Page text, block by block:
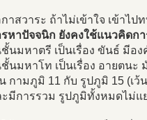
าสวาระ ถ้าไม่เข้าใจ เข้าไ
รหาปัจจนิก ยังคงใช้แนวคิดก
นมหาตรี เป็นเรื่อง ขันธ์ มีอ
นมหาโท เป็นเรื่อง อายตน
น กามภูมิ 11 กับ รูปภูมิ 15 (เ
ะมีการรวม รูปภูมิทั้งหมดไม่แ